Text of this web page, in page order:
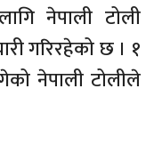
नेपाली टोली
गरिरहेको छ । १
नेपाली टोलीले